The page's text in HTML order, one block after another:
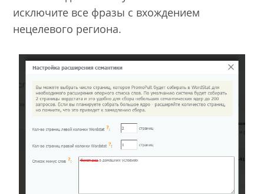
исключите все фразы с вхождением
нецелевого региона.